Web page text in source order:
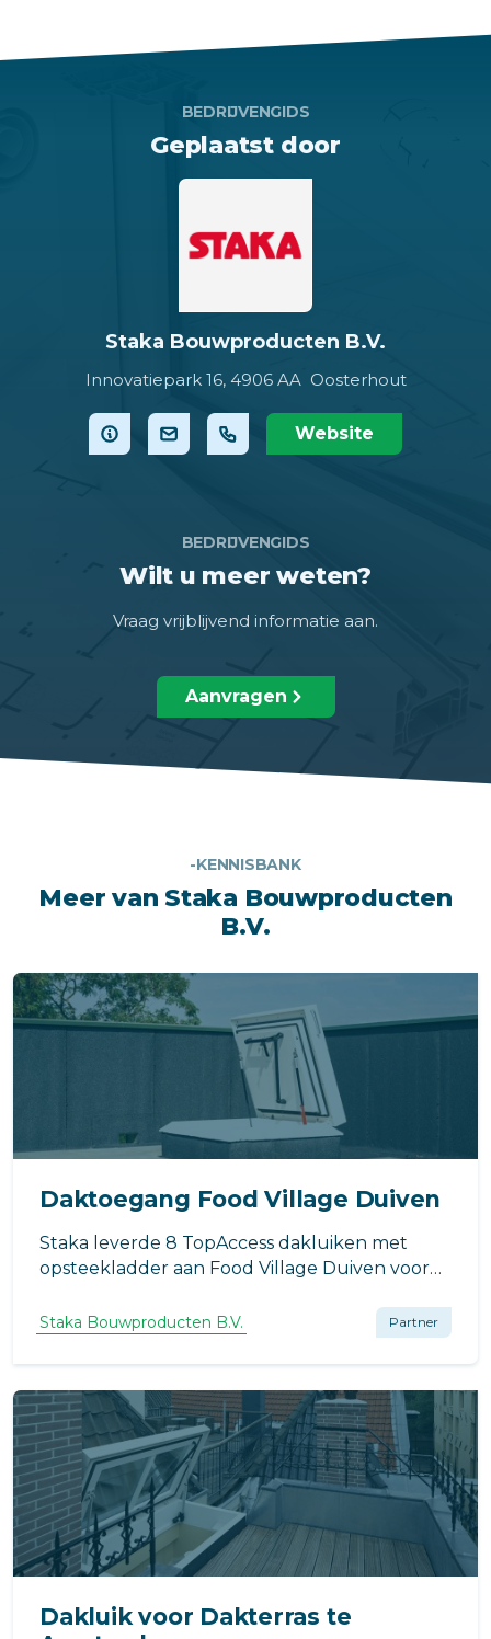
BEDRIJVENGIDS
Geplaatst door
Staka Bouwproducten B.V.
Innovatiepark 16, 4906 AA Oosterhout
Website
BEDRIJVENGIDS
Wilt u meer weten?
Vraag vrijblijvend informatie aan.
Aanvragen
-KENNISBANK
Meer van Staka Bouwproducten
B.V.
Daktoegang Food Village Duiven
Staka leverde 8 TopAccess dakluiken met
opsteekladder aan Food Village Duiven voor
grootschalige horeca- en leisurecomplex.
Staka Bouwproducten B.V. Partner
Dakluik voor Dakterras te